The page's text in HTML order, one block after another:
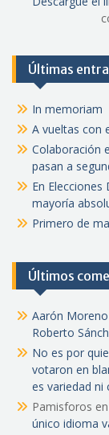
Últimas
In memoriam
A vueltas con
Colaboración
pasan a
En Elecciones
mayoría
Primero de
Últimos
Aarón Moreno
Roberto
No es por
votaron en
es variedad ni
Pamisforos en
único idioma